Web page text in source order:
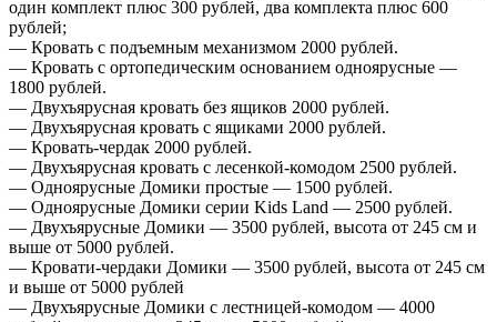
один комплект плюс 300 рублей, два комплекта плюс 600
рублей;
— Кровать с подъемным механизмом 2000 рублей.
— Кровать с ортопедическим основанием одноярусные —
1800 рублей.
— Двухъярусная кровать без ящиков 2000 рублей.
— Двухъярусная кровать с ящиками 2000 рублей.
— Кровать-чердак 2000 рублей.
— Двухъярусная кровать с лесенкой-комодом 2500 рублей.
— Одноярусные Домики простые — 1500 рублей.
— Одноярусные Домики серии Kids Land — 2500 рублей.
— Двухъярусные Домики — 3500 рублей, высота от 245 см и
выше от 5000 рублей.
— Кровати-чердаки Домики — 3500 рублей, высота от 245 см
и выше от 5000 рублей
— Двухъярусные Домики с лестницей-комодом — 4000